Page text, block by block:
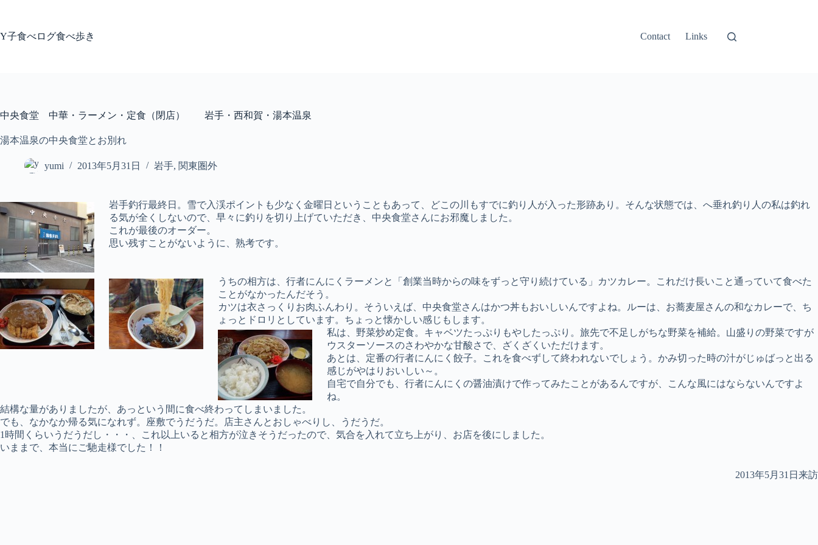
テ
プ
Y子食べログ食べ歩き Contact Links
中央食堂 中華・ラーメン・定食（閉店） 岩手・西和賀・湯本温泉
湯本温泉の中央食堂とお別れ
yumi 2013年5月31日 岩手, 関東圏外
岩手釣行最終日。雪で入渓ポイントも少なく金曜日ということもあって、どこの川もすでに釣り人が入った形跡あり。そんな状態では、へ垂れ釣り人の私は釣れ
る気が全くしないので、早々に釣りを切り上げていただき、中央食堂さんにお邪魔しました。
これが最後のオーダー。
思い残すことがないように、熟考です。
うちの相方は、行者にんにくラーメンと「創業当時からの味をずっと守り続けている」カツカレー。これだけ長いこと通っていて食べた
ことがなかったんだそう。
カツは衣さっくりお肉ふんわり。そういえば、中央食堂さんはかつ丼もおいしいんですよね。ルーは、お蕎麦屋さんの和なカレーで、ち
ょっとドロリとしています。ちょっと懐かしい感じもします。
私は、野菜炒め定食。キャベツたっぷりもやしたっぷり。旅先で不足しがちな野菜を補給。山盛りの野菜ですが
ウスターソースのさわやかな甘酸さで、ざくざくいただけます。
あとは、定番の行者にんにく餃子。これを食べずして終われないでしょう。かみ切った時の汁がじゅばっと出る
感じがやはりおいしい～。
自宅で自分でも、行者にんにくの醤油漬けで作ってみたことがあるんですが、こんな風にはならないんですよ
ね。
結構な量がありましたが、あっという間に食べ終わってしまいました。
でも、なかなか帰る気になれず。座敷でうだうだ。店主さんとおしゃべりし、うだうだ。
1時間くらいうだうだし・・・、これ以上いると相方が泣きそうだったので、気合を入れて立ち上がり、お店を後にしました。
いままで、本当にご馳走様でした！！
2013年5月31日来訪